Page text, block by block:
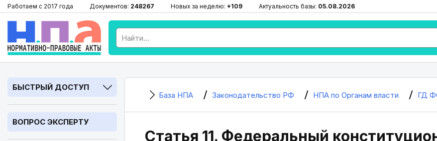
Работаем с 2017 года Документов: 248267 Новых за неделю: +109 Актуальность базы: 05.08.2026
БЫСТРЫЙ ДОСТУП
ВОПРОС ЭКСПЕРТУ
База НПА Законодательство РФ НПА по Органам власти ГД
Статья 11. Федеральный